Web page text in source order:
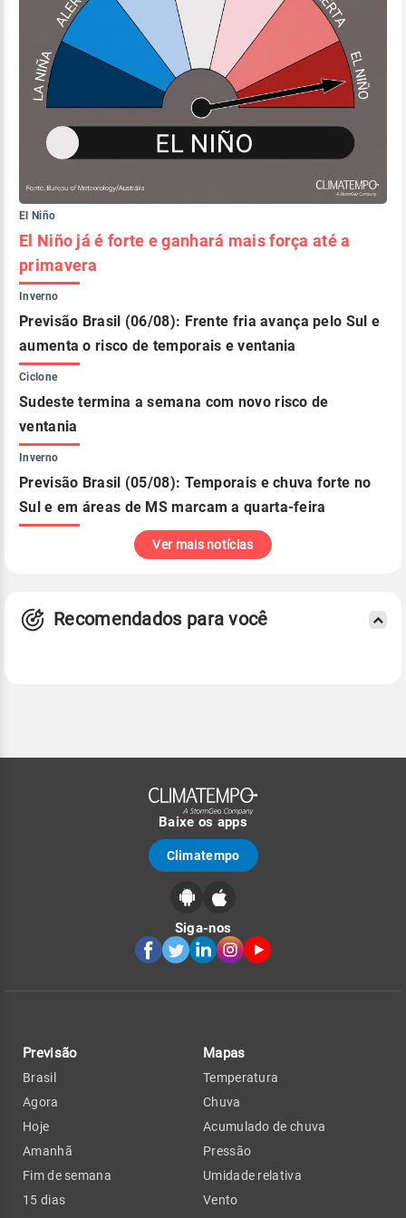
El Niño
El Niño já é forte e ganhará mais força até a
primavera
Inverno
Previsão Brasil (06/08): Frente fria avança pelo Sul e
aumenta o risco de temporais e ventania
Ciclone
Sudeste termina a semana com novo risco de
ventania
Inverno
Previsão Brasil (05/08): Temporais e chuva forte no
Sul e em áreas de MS marcam a quarta-feira
Ver mais notícias
Recomendados para você
Baixe os apps
Climatempo
Siga-nos
Previsão
Brasil
Agora
Hoje
Amanhã
Fim de semana
15 dias
Mapas
Temperatura
Chuva
Acumulado de chuva
Pressão
Umidade relativa
Vento